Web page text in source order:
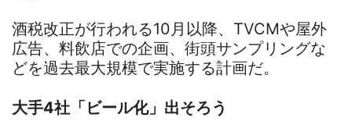
酒税改正が行われる10月以降、TVCMや屋外
広告、料飲店での企画、街頭サンプリングな
どを過去最大規模で実施する計画だ。
大手4社「ビール化」出そろう